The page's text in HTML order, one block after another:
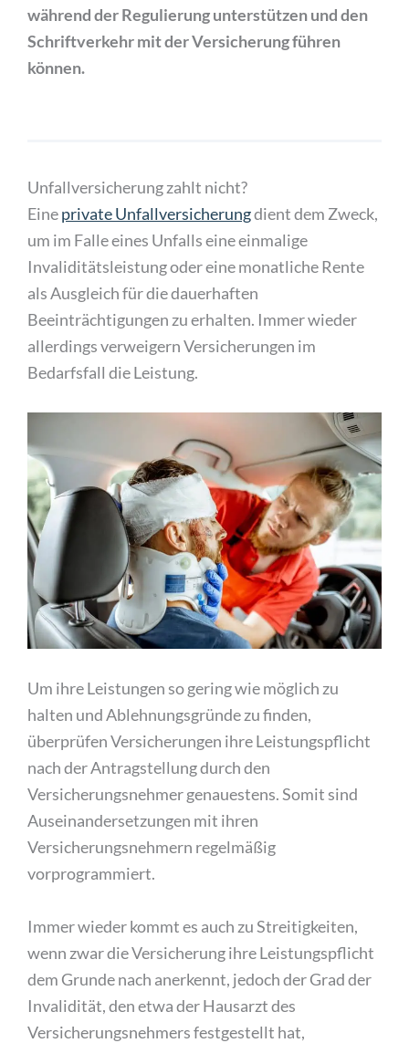
während der Regulierung unterstützen und den
Schriftverkehr mit der Versicherung führen
können.
Unfallversicherung zahlt nicht?
Eineprivate Unfallversicherungdient dem Zweck,
um im Falle eines Unfalls eine einmalige
Invaliditätsleistung oder eine monatliche Rente
als Ausgleich für die dauerhaften
Beeinträchtigungen zu erhalten. Immer wieder
allerdings verweigern Versicherungen im
Bedarfsfall die Leistung.
Um ihre Leistungen so gering wie möglich zu
halten und Ablehnungsgründe zu finden,
überprüfen Versicherungen ihre Leistungspflicht
nach der Antragstellung durch den
Versicherungsnehmer genauestens. Somit sind
Auseinandersetzungen mit ihren
Versicherungsnehmern regelmäßig
vorprogrammiert.
Immer wieder kommt es auch zu Streitigkeiten,
wenn zwar die Versicherung ihre Leistungspflicht
dem Grunde nach anerkennt, jedoch der Grad der
Invalidität, den etwa der Hausarzt des
Versicherungsnehmers festgestellt hat,